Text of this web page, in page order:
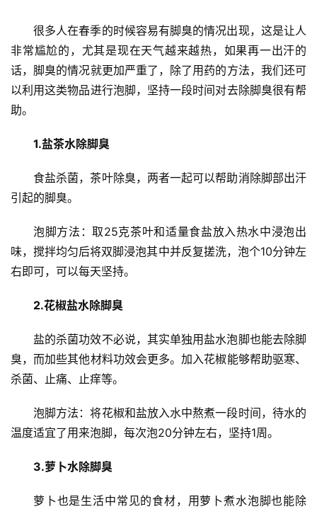
页
闻
资
商
业
I
很多人在春季的时候容易有脚臭的情况出现，这是让人
非常尴尬的，尤其是现在天气越来越热，如果再一出汗的
话，脚臭的情况就更加严重了，除了用药的方法，我们还可
以利用这类物品进行泡脚，坚持一段时间对去除脚臭很有帮
助。
1.盐茶水除脚臭
食盐杀菌，茶叶除臭，两者一起可以帮助消除脚部出汗
引起的脚臭。
泡脚方法：取25克茶叶和适量食盐放入热水中浸泡出
味，搅拌均匀后将双脚浸泡其中并反复搓洗，泡个10分钟左
右即可，可以每天坚持。
2.花椒盐水除脚臭
盐的杀菌功效不必说，其实单独用盐水泡脚也能去除脚
臭，而加些其他材料功效会更多。加入花椒能够帮助驱寒、
杀菌、止痛、止痒等。
泡脚方法：将花椒和盐放入水中熬煮一段时间，待水的
温度适宜了用来泡脚，每次泡20分钟左右，坚持1周。
3.萝卜水除脚臭
萝卜也是生活中常见的食材，用萝卜煮水泡脚也能除